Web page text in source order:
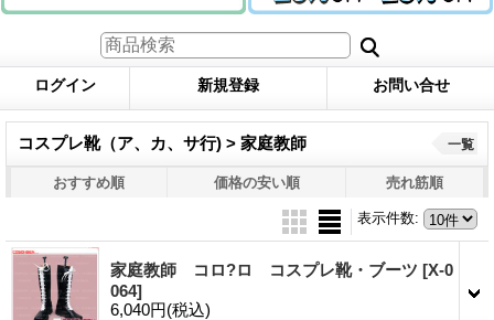
ログイン 新規登録 お問い合せ
コスプレ靴（ア、カ、サ行) > 家庭教師 一覧
おすすめ順 価格の安い順 売れ筋順
表示件数:
家庭教師 コロ?ロ コスプレ靴・ブーツ [X-0
064]
6,040円(税込)